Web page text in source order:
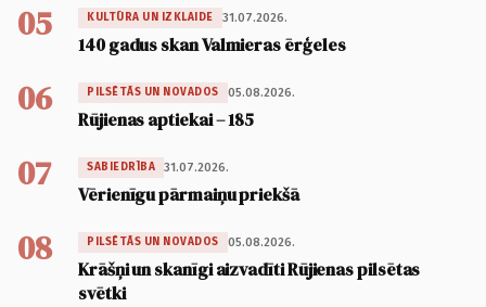
05 KULTŪRA UN IZKLAIDE 31.07.2026.
140 gadus skan Valmieras ērģeles
06 PILSĒTĀS UN NOVADOS 05.08.2026.
Rūjienas aptiekai – 185
07 SABIEDRĪBA 31.07.2026.
Vērienīgu pārmaiņu priekšā
08 PILSĒTĀS UN NOVADOS 05.08.2026.
Krāšņi un skanīgi aizvadīti Rūjienas pilsētas
svētki